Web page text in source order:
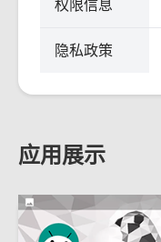
权限信息
隐私政策
应用展示